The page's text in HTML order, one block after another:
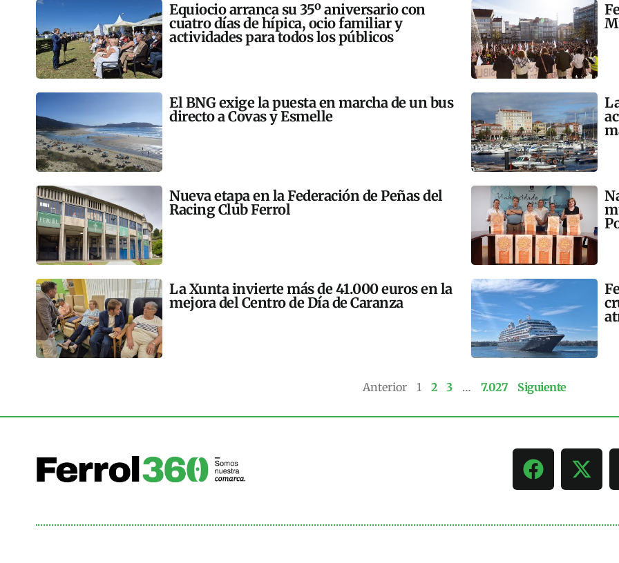
Equiocio arranca su 35º aniversario con
cuatro días de hípica, ocio familiar y
actividades para todos los públicos
El BNG exige la puesta en marcha de un bus
directo a Covas y Esmelle
Nueva etapa en la Federación de Peñas del
Racing Club Ferrol
La Xunta invierte más de 41.000 euros en la
mejora del Centro de Día de Caranza
Anterior 1 2 3 … 7.027 Siguiente